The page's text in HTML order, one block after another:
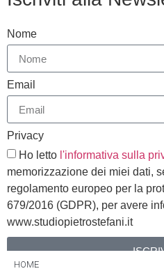
Nome
Email
Privacy
Ho letto l'informativa sulla
memorizzazione dei miei dati,
regolamento europeo per la
679/2016 (GDPR), per avere
www.studiopietrostefani.it
HOME